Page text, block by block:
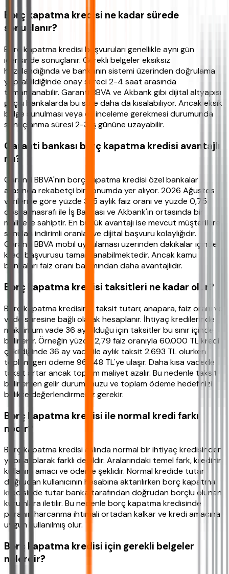
Borç kapatma kredisi ne kadar sürede
sonuçlanır?
Borç kapatma kredisi başvuruları genellikle aynı gün
içerisinde sonuçlanır. Gerekli belgeler eksiksiz
hazırlandığında ve bankanın sistemi üzerinden doğrulama
yapılabildiğinde onay süreci 2-4 saat arasında
tamamlanabilir. Garanti BBVA ve Akbank gibi dijital altyapısı
güçlü bankalarda bu süre daha da kısalabiliyor. Ancak eksik
belge sunulması veya ek inceleme gerekmesi durumunda
sonuçlanma süresi 2-3 iş gününe uzayabilir.
Garanti bankası borç kapatma kredisi avantajlı
mı?
Garanti BBVA'nın borç kapatma kredisi özel bankalar
arasında rekabetçi bir konumda yer alıyor. 2026 Ağustos
verilerine göre yüzde 3,15 aylık faiz oranı ve yüzde 0,75
dosya masrafı ile İş Bankası ve Akbank'ın ortasında bir
maliyete sahiptir. En büyük avantajı ise mevcut müşterilere
sunulan indirimli oranlar ve dijital başvuru kolaylığıdır.
Garanti BBVA mobil uygulaması üzerinden dakikalar içinde
kredi başvurusu tamamlanabilmektedir. Ancak kamu
bankaları faiz oranı bakımından daha avantajlıdır.
Borç kapatma kredisi taksitleri ne kadar olur?
Borç kapatma kredisinin taksit tutarı; anapara, faiz oranı ve
vade süresine bağlı olarak hesaplanır. İhtiyaç kredilerinde
maksimum vade 36 ay olduğu için taksitler bu sınır içinde
belirlenir. Örneğin yüzde 2,79 faiz oranıyla 60.000 TL kredi
çekildiğinde 36 ay vade ile aylık taksit 2.693 TL olurken
toplam geri ödeme 96.948 TL'ye ulaşır. Daha kısa vadede
taksit artar ancak toplam maliyet azalır. Bu nedenle taksit
belirlerken gelir durumunuzu ve toplam ödeme hedefinizi
birlikte değerlendirmeniz gerekir.
Borç kapatma kredisi ile normal kredi farkı
nedir?
Borç kapatma kredisi aslında normal bir ihtiyaç kredisinden
yapısal olarak farklı değildir. Aralarındaki temel fark, kredinin
kullanım amacı ve ödeme şeklidir. Normal kredide tutar
doğrudan kullanıcının hesabına aktarılırken borç kapatma
kredisinde tutar banka tarafından doğrudan borçlu olunan
kurumlara iletilir. Bu nedenle borç kapatma kredisinde
paranın harcanma ihtimali ortadan kalkar ve kredi amacına
uygun kullanılmış olur.
Borç kapatma kredisi için gerekli belgeler
nelerdir?